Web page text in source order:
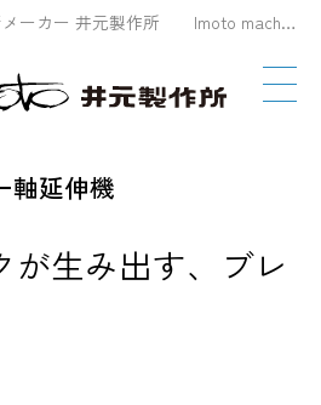
研究開発機器の創造型技術メーカー 井元製作所 Imoto machinery Co., LTD
軸延伸機
が生み出す、ブレ